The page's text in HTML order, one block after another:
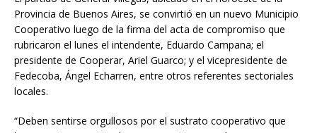
Provincia de Buenos Aires, se convirtió en un nuevo Municipio
Cooperativo luego de la firma del acta de compromiso que
rubricaron el lunes el intendente, Eduardo Campana; el
presidente de Cooperar, Ariel Guarco; y el vicepresidente de
Fedecoba, Ángel Echarren, entre otros referentes sectoriales
locales.
“Deben sentirse orgullosos por el sustrato cooperativo que